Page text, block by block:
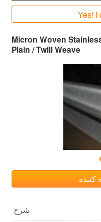
Micron Woven
Plain / Twill Weave
شرح